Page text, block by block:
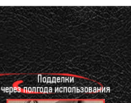
Подделки
через полгода использования